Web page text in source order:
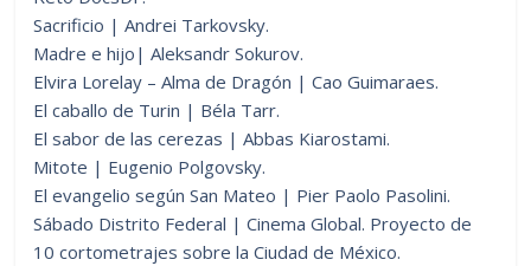
Sacrificio | Andrei Tarkovsky.
Madre e hijo| Aleksandr Sokurov.
Elvira Lorelay – Alma de Dragón | Cao Guimaraes.
El caballo de Turin | Béla Tarr.
El sabor de las cerezas | Abbas Kiarostami.
Mitote | Eugenio Polgovsky.
El evangelio según San Mateo | Pier Paolo Pasolini.
Sábado Distrito Federal | Cinema Global. Proyecto de
10 cortometrajes sobre la Ciudad de México.